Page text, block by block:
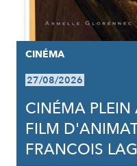
CINÉMA
27/08/2026
CINÉMA PLEIN
FILM
FRANCOIS